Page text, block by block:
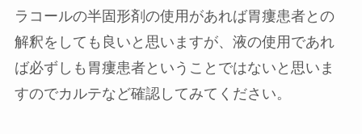
ラコールの半固形剤の使用があれば胃瘻患者との
解釈をしても良いと思いますが、液の使用であれ
ば必ずしも胃瘻患者ということではないと思いま
すのでカルテなど確認してみてください。